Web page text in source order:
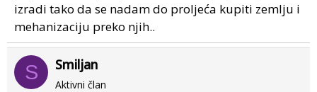
izradi tako da se nadam do proljeća kupiti zemlju i
mehanizaciju preko njih..
S Smiljan
Aktivni član